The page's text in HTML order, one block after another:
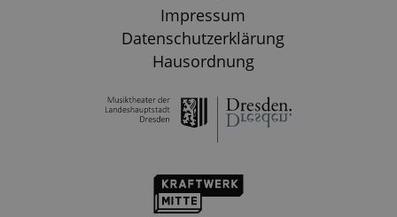
Impressum
Datenschutzerklärung
Hausordnung